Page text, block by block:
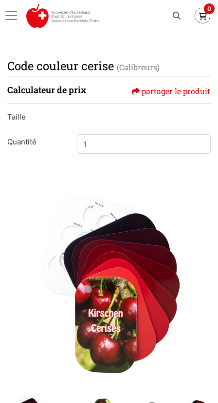
0
Code couleur cerise (Calibreurs)
Calculateur de prix partager le produit
Taille
Quantité